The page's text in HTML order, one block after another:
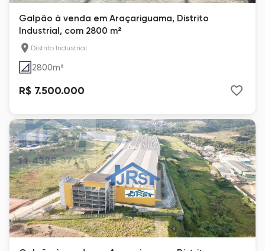
Galpão à venda em Araçariguama, Distrito
Industrial, com 2800 m²
Distrito Industrial
2800m²
R$ 7.500.000